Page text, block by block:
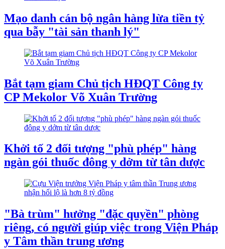
Mạo danh cán bộ ngân hàng lừa tiền tỷ
qua bẫy "tài sản thanh lý"
Bắt tạm giam Chủ tịch HĐQT Công ty
CP Mekolor Võ Xuân Trường
Khởi tố 2 đối tượng "phù phép" hàng
ngàn gói thuốc đông y dởm từ tân dược
"Bà trùm" hưởng "đặc quyền" phòng
riêng, có người giúp việc trong Viện Pháp
y Tâm thần trung ương